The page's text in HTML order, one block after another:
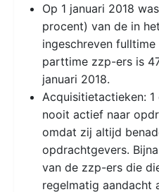
Op 1 januari 2018
procent) van de in
ingeschreven
parttime zzp-ers is
januari 2018.
Acquisitietactieken:
nooit actief naar
omdat zij altijd
opdrachtgevers.
van de zzp-ers die
regelmatig aandacht